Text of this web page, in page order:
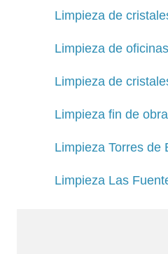
Limpieza de
Limpieza de
Limpieza de
Limpieza fin de
Limpieza Torres de
Limpieza Las